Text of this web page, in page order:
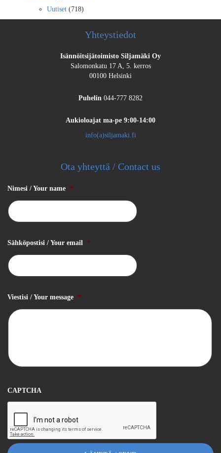
Uutiset (718)
Yhteystiedot
Isännöitsijätoimisto Siljamäki Oy
Salomonkatu 17 A, 5. kerros
00100 Helsinki
Puhelin 044-777 8282
Aukioloajat ma-pe 9:00-14:00
info(a)siljamaki.fi
Ota yhteyttä / Contact us
Nimesi / Your name *
Sähköpostisi / Your email *
Viestisi / Your message *
CAPTCHA